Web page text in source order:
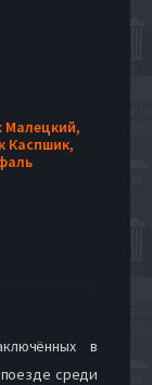
Малецкий,
Каспшик,
в
среди